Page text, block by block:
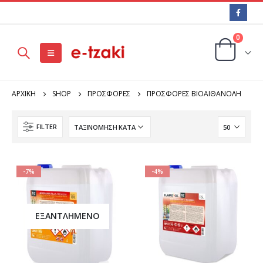
0
ΑΡΧΙΚΉ SHOP ΠΡΟΣΦΟΡΕΣ ΠΡΟΣΦΟΡΕΣ ΒΙΟΑΙΘΑΝΟΛΗ
FILTER
-7%
ΕΞΑΝΤΛΗΜΈΝΟ
-4%